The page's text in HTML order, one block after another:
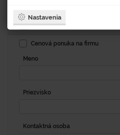
Fakturačná adresa
Cenová ponuka na firmu
Meno
Priezvisko
Kontaktná osoba
Nastavenia